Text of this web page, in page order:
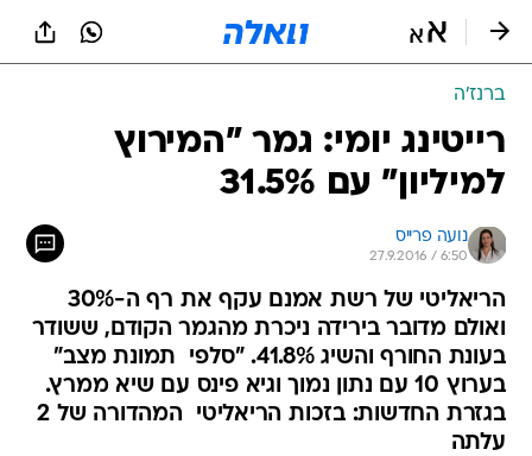
ברנז'ה
רייטינג יומי: גמר "המירוץ
למיליון" עם 31.5%
נועה פרייס
27.9.2016 / 6:50
הריאליטי של רשת אמנם עקף את רף ה-30%
ואולם מדובר בירידה ניכרת מהגמר הקודם, ששודר
בעונת החורף והשיג 41.8%. "סלפי  תמונת מצב"
בערוץ 10 עם נתון נמוך וגיא פינס עם שיא ממרץ.
בגזרת החדשות: בזכות הריאליטי  המהדורה של 2
עלתה